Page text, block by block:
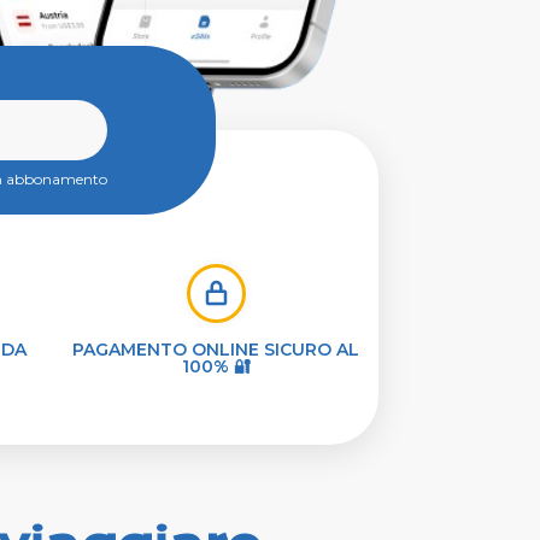
abbonamento
PAGAMENTO ONLINE SICURO AL
100% 🔐